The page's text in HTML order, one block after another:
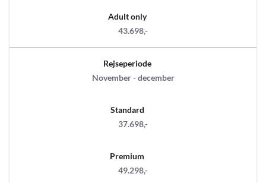
Adult only
43.698,-
Rejseperiode
November - december
Standard
37.698,-
Premium
49.298,-